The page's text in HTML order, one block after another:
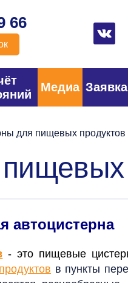
66
Медиа Заявка
для пищевых продуктов
автоцистерна
- это пищевые
в пункты